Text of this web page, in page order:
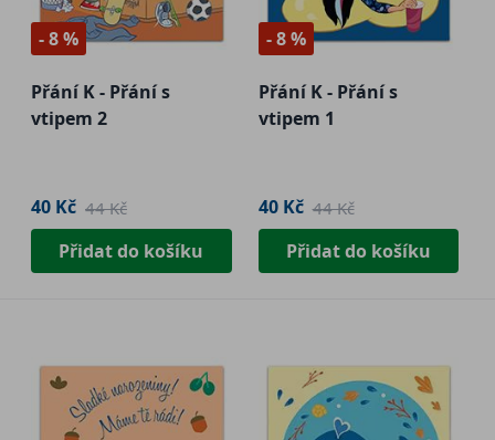
- 8 %
Přání K - Přání s
vtipem 2
40 Kč 44 Kč
Přidat do košíku
- 8 %
Přání K - Přání s
vtipem 1
40 Kč 44 Kč
Přidat do košíku